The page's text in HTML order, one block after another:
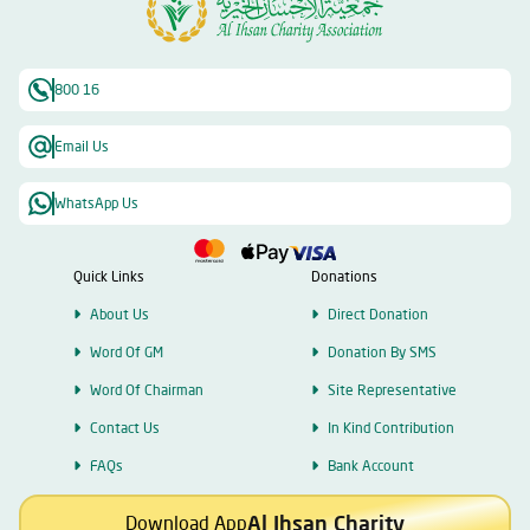
المحسنون للتبرع، طمعاً في الثواب والأجر؛ لذا فإن الجمعية رسمت خططاً عدة
خيرية عدة، وستكون حريصة على البقاء في مقدمة الميادين الخيرية في دولة
800 16
Email Us
WhatsApp Us
Quick Links
About Us
Word Of GM
Word Of Chairman
Contact Us
FAQs
Donations
Direct Donation
Donation By SMS
Site Representative
In Kind Contribution
Bank Account
Download AppAl Ihsan Charity